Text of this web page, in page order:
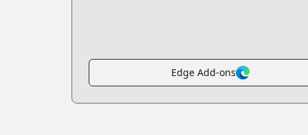
Edge Add-ons